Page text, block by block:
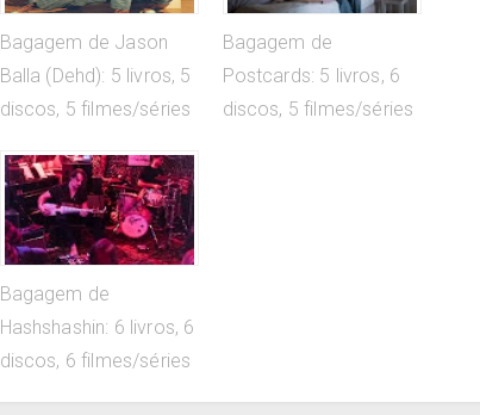
Bagagem de Jason
Balla (Dehd): 5 livros, 5
discos, 5 filmes/séries
Bagagem de
Postcards: 5 livros, 6
discos, 5 filmes/séries
Bagagem de
Hashshashin: 6 livros, 6
discos, 6 filmes/séries